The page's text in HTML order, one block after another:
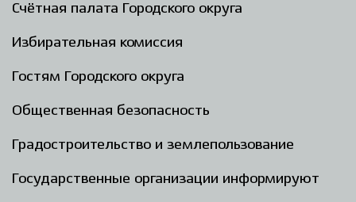
Счётная палата Городского округа
Избирательная комиссия
Гостям Городского округа
Общественная безопасность
Градостроительство и землепользование
Государственные организации информируют